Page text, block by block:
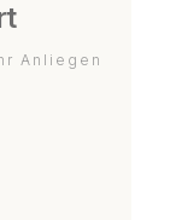
Anliegen